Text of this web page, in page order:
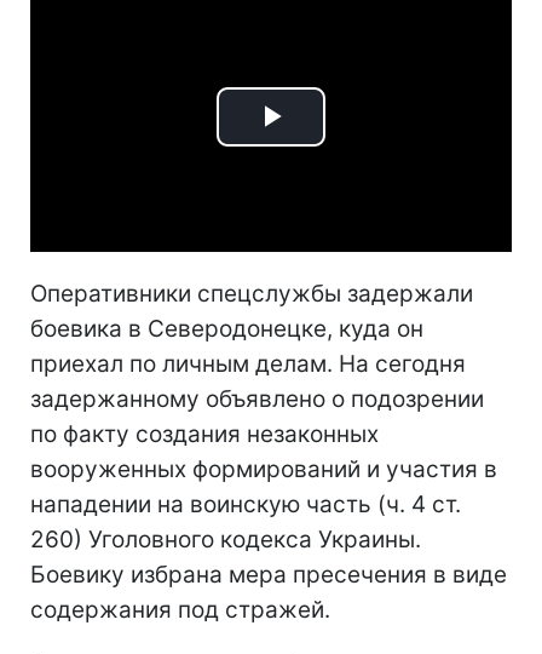
Play
Оперативники спецслужбы задержали
боевика в Северодонецке, куда он
приехал по личным делам. На сегодня
задержанному объявлено о подозрении
по факту создания незаконных
вооруженных формирований и участия в
нападении на воинскую часть (ч. 4 ст.
260) Уголовного кодекса Украины.
Боевику избрана мера пресечения в виде
содержания под стражей.